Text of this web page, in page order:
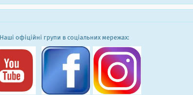
Наші офіційні групи в соціальних мережах: